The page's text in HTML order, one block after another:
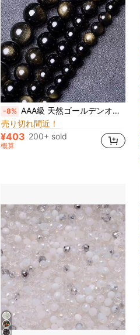
-8% AAA級 天然ゴールデンオブシディアンビーズ、ジュエリー作りに適しています
#10 ベストセラー スター ビーズ&ビーズ用品
売り切れ間近！
#10 ベストセラー
売り切れ間近！
#10 ベストセラー
売り切れ間近！
#10 ベストセラー スター ビーズ&ビーズ用品
売り切れ間近！
¥403 200+ sold
概算